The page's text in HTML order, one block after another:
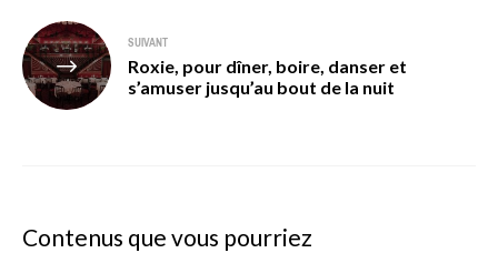
SUIVANT
Roxie, pour dîner, boire, danser et
s’amuser jusqu’au bout de la nuit
Contenus que vous pourriez